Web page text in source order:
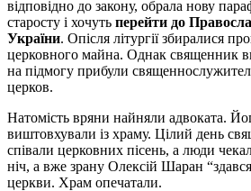
відповідно до закону, обрала нову
старосту і хочуть перейти до
України. Опісля літургії збиралися
церковного майна. Однак священник
на підмогу прибули
церков.
Натомість вряни найняли адвоката.
виштовхували із храму. Цілий день
співали церковних пісень, а люди
ніч, а вже зрану Олексій Шаран
церкви. Храм опечатали.